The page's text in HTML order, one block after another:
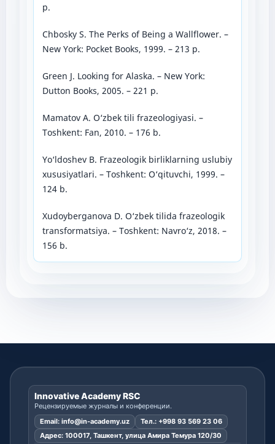
p.
Chbosky S. The Perks of Being a Wallflower. –
New York: Pocket Books, 1999. – 213 p.
Green J. Looking for Alaska. – New York:
Dutton Books, 2005. – 221 p.
Mamatov A. O‘zbek tili frazeologiyasi. –
Toshkent: Fan, 2010. – 176 b.
Yo‘ldoshev B. Frazeologik birliklarning uslubiy
xususiyatlari. – Toshkent: O‘qituvchi, 1999. –
124 b.
Xudoyberganova D. O‘zbek tilida frazeologik
transformatsiya. – Toshkent: Navro‘z, 2018. –
156 b.
Innovative Academy RSC
Рецензируемые журналы и конференции.
Email: info@in-academy.uz Тел.: +998 93 569 23 06
Адрес: 100017, Ташкент, улица Амира Темура 120/30